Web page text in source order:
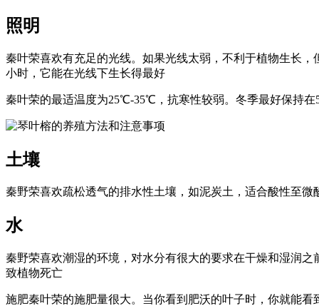
照明
秦叶荣喜欢有充足的光线。如果光线太弱，不利于植物生长
小时，它能在光线下生长得最好
秦叶荣的最适温度为25℃-35℃，抗寒性较弱。冬季最好保持在
土壤
秦野荣喜欢疏松透气的排水性土壤，如泥炭土，适合酸性至
水
秦野荣喜欢潮湿的环境，对水分有很大的要求在干燥和湿润
致植物死亡
施肥秦叶荣的施肥量很大。当你看到肥沃的叶子时，你就能